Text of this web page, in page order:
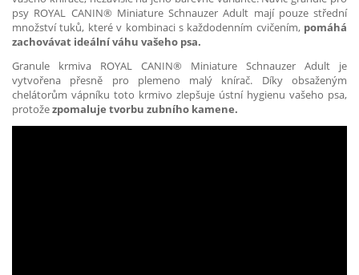
psy ROYAL CANIN® Miniature Schnauzer Adult mají pouze střední
množství tuků, které v kombinaci s každodenním cvičením,pomáhá
zachovávat ideální váhu vašeho psa.
Granule krmiva ROYAL CANIN® Miniature Schnauzer Adult je
vytvořena přesně pro plemeno malý knírač. Díky obsaženým
chelátorům vápníku toto krmivo zlepšuje ústní hygienu vašeho psa,
protožezpomaluje tvorbu zubního kamene.